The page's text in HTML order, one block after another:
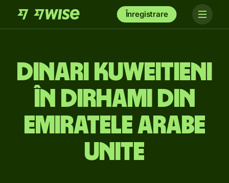
Înregistrare
Dinari kuweitieni
în dirhami din
Emiratele Arabe
Unite